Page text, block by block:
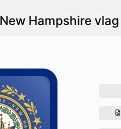
New Hampshire vlag